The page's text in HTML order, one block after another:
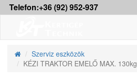
Telefon:+36 (92) 952-937
Szerviz eszközök
KÉZI TRAKTOR EMELŐ MAX. 130kg